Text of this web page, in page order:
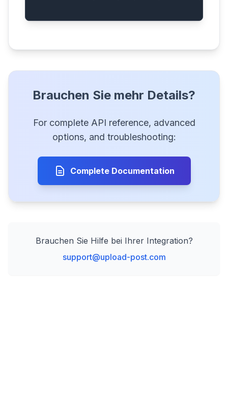
Brauchen Sie mehr Details?
For complete API reference, advanced
options, and troubleshooting:
Complete Documentation
Brauchen Sie Hilfe bei Ihrer Integration?
support@upload-post.com